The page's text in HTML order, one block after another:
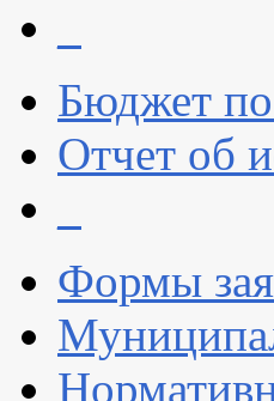
Бюджет
Отчет об
Формы